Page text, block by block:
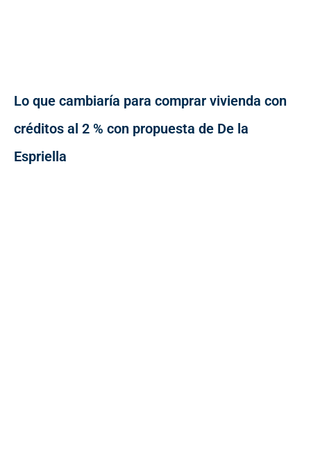
Lo que cambiaría para comprar vivienda con
créditos al 2 % con propuesta de De la
Espriella